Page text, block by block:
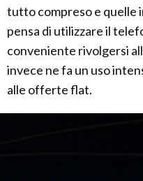
tutto compreso e quelle
pensa di utilizzare il
conveniente rivolgersi
invece ne fa un uso
alle offerte flat.